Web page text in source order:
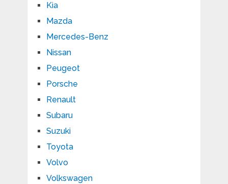
Kia
Mazda
Mercedes-Benz
Nissan
Peugeot
Porsche
Renault
Subaru
Suzuki
Toyota
Volvo
Volkswagen